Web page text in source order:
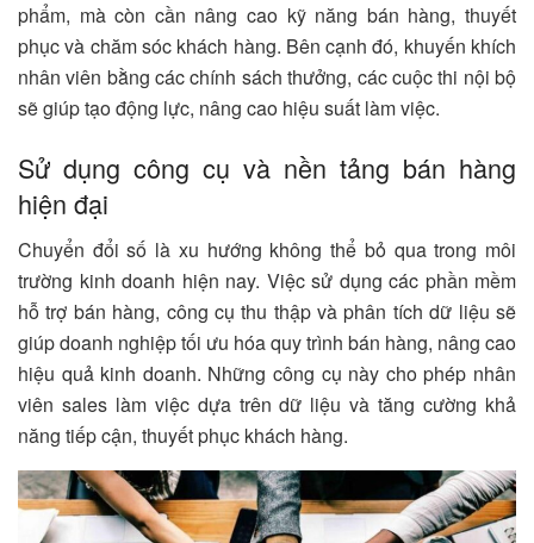
phẩm, mà còn cần nâng cao kỹ năng bán hàng, thuyết
phục và chăm sóc khách hàng. Bên cạnh đó, khuyến khích
nhân viên bằng các chính sách thưởng, các cuộc thi nội bộ
sẽ giúp tạo động lực, nâng cao hiệu suất làm việc.
Sử dụng công cụ và nền tảng bán hàng
hiện đại
Chuyển đổi số là xu hướng không thể bỏ qua trong môi
trường kinh doanh hiện nay. Việc sử dụng các phần mềm
hỗ trợ bán hàng, công cụ thu thập và phân tích dữ liệu sẽ
giúp doanh nghiệp tối ưu hóa quy trình bán hàng, nâng cao
hiệu quả kinh doanh. Những công cụ này cho phép nhân
viên sales làm việc dựa trên dữ liệu và tăng cường khả
năng tiếp cận, thuyết phục khách hàng.